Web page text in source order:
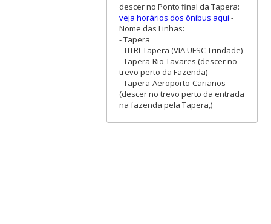
descer no Ponto final da Tapera:
veja horários dos ônibus aqui -
Nome das Linhas:
- Tapera
- TITRI-Tapera (VIA UFSC Trindade)
- Tapera-Rio Tavares (descer no
trevo perto da Fazenda)
- Tapera-Aeroporto-Carianos
(descer no trevo perto da entrada
na fazenda pela Tapera,)